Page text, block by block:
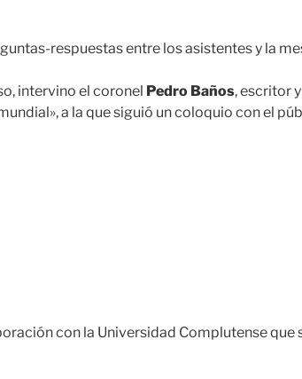
respuestas entre los asistentes y la
intervino el coronel Pedro Baños, escritor
a la que siguió un coloquio con el
con la Universidad Complutense